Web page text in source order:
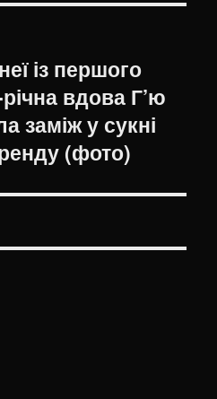
із першого
вдова Г’ю
заміж у сукні
(фото)